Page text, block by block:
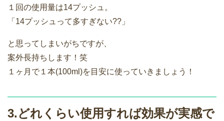
１回の使用量は14プッシュ。
「14プッシュって多すぎない??」
と思ってしまいがちですが、
案外長持ちします！笑
１ヶ月で１本(100ml)を目安に使っていきましょう！
3.どれくらい使用すれば効果が実感で